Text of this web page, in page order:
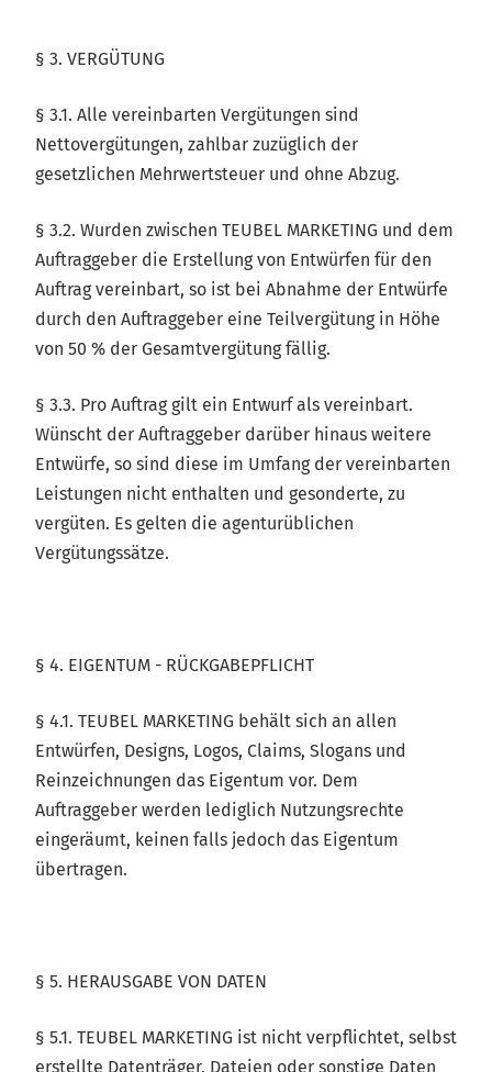
§ 3. VERGÜTUNG
§ 3.1. Alle vereinbarten Vergütungen sind
Nettovergütungen, zahlbar zuzüglich der
gesetzlichen Mehrwertsteuer und ohne Abzug.
§ 3.2. Wurden zwischen TEUBEL MARKETING und dem
Auftraggeber die Erstellung von Entwürfen für den
Auftrag vereinbart, so ist bei Abnahme der Entwürfe
durch den Auftraggeber eine Teilvergütung in Höhe
von 50 % der Gesamtvergütung fällig.
§ 3.3. Pro Auftrag gilt ein Entwurf als vereinbart.
Wünscht der Auftraggeber darüber hinaus weitere
Entwürfe, so sind diese im Umfang der vereinbarten
Leistungen nicht enthalten und gesonderte, zu
vergüten. Es gelten die agenturüblichen
Vergütungssätze.
§ 4. EIGENTUM - RÜCKGABEPFLICHT
§ 4.1. TEUBEL MARKETING behält sich an allen
Entwürfen, Designs, Logos, Claims, Slogans und
Reinzeichnungen das Eigentum vor. Dem
Auftraggeber werden lediglich Nutzungsrechte
eingeräumt, keinen falls jedoch das Eigentum
übertragen.
§ 5. HERAUSGABE VON DATEN
§ 5.1. TEUBEL MARKETING ist nicht verpflichtet, selbst
erstellte Datenträger, Dateien oder sonstige Daten